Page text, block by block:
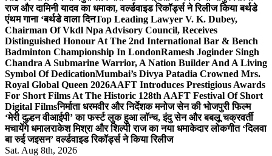
राज और दामिनी यादव का धमाका, वर्ल्डवाइड रिकॉर्ड्स ने रिलीज किया बर्थडे
एंथम गाना ‘बर्थडे वाला दिनTop Leading Lawyer V. K. Dubey,
Chairman Of Vkdl Npa Advisory Council, Receives
Distinguished Honour At The 2nd International Bar & Bench
Badminton Championship In LondonRamesh Joginder Singh
Chandra A Submarine Warrior, A Nation Builder And A Living
Symbol Of DedicationMumbai’s Divya Patadia Crowned Mrs.
Royal Global Queen 2026AAFT Introduces Prestigious Awards
For Short Films At The Historic 128th AAFT Festival Of Short
Digital Filmsनिर्माता धरमवीर और निर्देशक मनोज सेन की भोजपुरी फिल्म
‘मेरी दुल्हन वीआईपी’ का फर्स्ट लुक हुआ लॉन्च, इंदु सेन और बबलू चक्रवर्ती
मचायेंगे धमालराकेश मिश्रा और शिल्पी राज का नया धमाकेदार लोकगीत ‘दिलवा
बा रुई जइसन’ वर्ल्डवाइड रिकॉर्ड्स ने किया रिलीज
Sat. Aug 8th, 2026